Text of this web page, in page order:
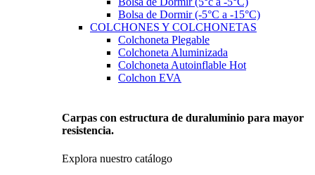
Bolsa de Dormir (-5°C a -15°C)
COLCHONES Y COLCHONETAS
Colchoneta Plegable
Colchoneta Aluminizada
Colchoneta Autoinflable Hot
Colchon EVA
Carpas con estructura de duraluminio para mayor
resistencia.
Explora nuestro catálogo